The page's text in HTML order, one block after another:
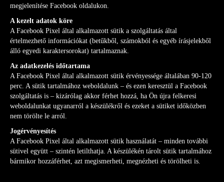
megjelenítése Facebook oldalukon.
A kezelt adatok köre
A Facebook Pixel által alkalmazott sütik a szolgáltatás által
értelmezhető információkat (betűkből, számokból és egyéb írásjelekből
álló egyedi karaktersorokat) tartalmaznak.
Az adatkezelés időtartama
A Facebook Pixel által alkalmazott sütik érvényessége általában 90-120
perc. A sütik tartalmához weboldalunk – és ezen keresztül a Facebook
szolgáltatás is – kizárólag akkor férhet hozzá, ha Ön újra felkeresi
weboldalunkat ugyanarról a készülékről és ezeket a sütiket időközben
nem törölte le arról.
Jogérvényesítés
A Facebook Pixel által alkalmazott sütik használatát – minden további
sütivel együtt – szintén letilthatja. A készülékén tárolt sütik tartalmához
bármikor hozzáférhet, azt megismerheti, megnézheti és törölheti is.